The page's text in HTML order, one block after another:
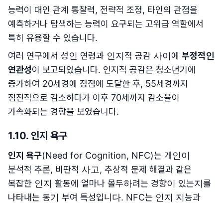
능력이 대인 관계 통찰력, 전략적 조정, 타인의 관점을
예측하거나 탐색하는 능력이 요구되는 고위급 역할에서
특히 유용할 수 있습니다.
여러 연구에서 성인 연령과 인지적 공감 사이에 부정적인
연관성이 보고되었습니다. 인지적 공감은 청소년기에
증가하여 20세경에 정점에 도달한 후, 55세경까지
점진적으로 감소하다가 이후 70세까지 감소율이
가속화되는 경향을 보였습니다.
1.10. 인지 욕구
인지 욕구(Need for Cognition, NFC)는 개인이
분석적 추론, 비판적 사고, 추상적 문제 해결과 같은
복잡한 인지 활동에 얼마나 몰두하려는 경향이 있는지를
나타내는 동기 부여 특성입니다. NFC는 인지 지능과